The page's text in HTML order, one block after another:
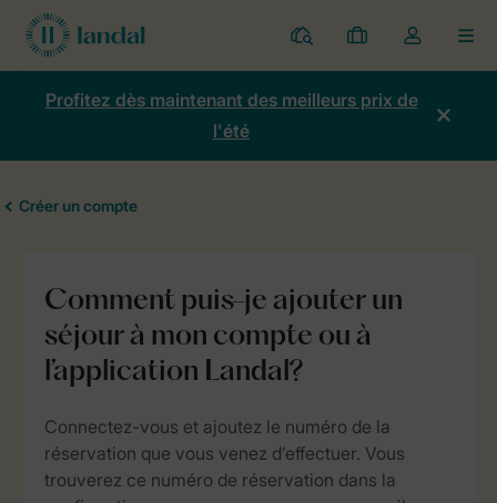
Parcs
Mes
réservations
Toggle
the
my
account
Profitez dès maintenant des meilleurs prix de
l'été